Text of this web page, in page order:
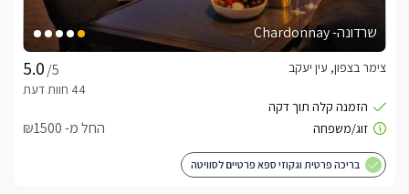
לידיעתכם, הפרטים המוצגים באתר: התפוסה המחירים והמבצעים
מעודכנים ומאומתים. תוכלו לבדוק ולבצע הזמנה באהבה רבה ♥
בברכה, אפרת
לצפייה באטרקציות ומסעדות בקרבת ולדמנס -
כאן
שרדונה- Chardonnay
/5
צימר בצפון, עין יעקב
החל מ- ₪1500
בריכה פרטית וגקוזי ספא פרטיים לסוויטה